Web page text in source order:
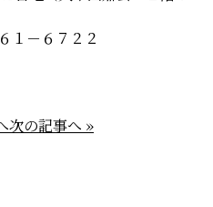
－６７２２
次の記事へ »